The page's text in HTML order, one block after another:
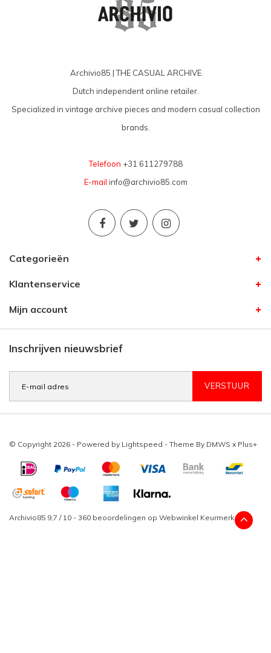
Archivio85 | THE CASUAL ARCHIVE
Dutch independent online retailer.
Specialized in vintage archive pieces and modern casual collection
brands.
Telefoon +31 611279788
E-mail info@archivio85.com
Categorieën
Klantenservice
Mijn account
Inschrijven nieuwsbrief
VERSTUUR
© Copyright 2026 - Powered by Lightspeed - Theme By DMWS x Plus+
Archivio85 9,7 / 10 - 360 beoordelingen op Webwinkel Keurmerk